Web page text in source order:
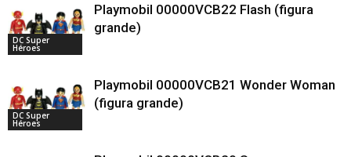
DC Super
Héroes
Playmobil 00000VCB22 Flash (figura
grande)
DC Super
Héroes
Playmobil 00000VCB21 Wonder Woman
(figura grande)